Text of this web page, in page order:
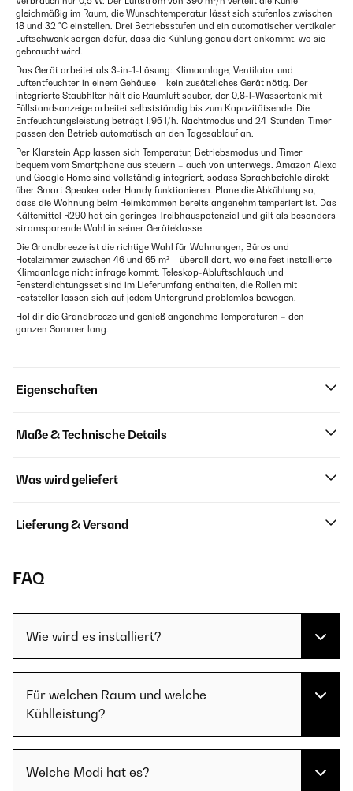
gleichmäßig im Raum, die Wunschtemperatur lässt sich stufenlos zwischen
18 und 32 °C einstellen. Drei Betriebsstufen und ein automatischer vertikaler
Luftschwenk sorgen dafür, dass die Kühlung genau dort ankommt, wo sie
gebraucht wird.
Das Gerät arbeitet als 3-in-1-Lösung: Klimaanlage, Ventilator und
Luftentfeuchter in einem Gehäuse – kein zusätzliches Gerät nötig. Der
integrierte Staubfilter hält die Raumluft sauber, der 0,8-l-Wassertank mit
Füllstandsanzeige arbeitet selbstständig bis zum Kapazitätsende. Die
Entfeuchtungsleistung beträgt 1,95 l/h. Nachtmodus und 24-Stunden-Timer
passen den Betrieb automatisch an den Tagesablauf an.
Per Klarstein App lassen sich Temperatur, Betriebsmodus und Timer
bequem vom Smartphone aus steuern – auch von unterwegs. Amazon Alexa
und Google Home sind vollständig integriert, sodass Sprachbefehle direkt
über Smart Speaker oder Handy funktionieren. Plane die Abkühlung so,
dass die Wohnung beim Heimkommen bereits angenehm temperiert ist. Das
Kältemittel R290 hat ein geringes Treibhauspotenzial und gilt als besonders
stromsparende Wahl in seiner Geräteklasse.
Die Grandbreeze ist die richtige Wahl für Wohnungen, Büros und
Hotelzimmer zwischen 46 und 65 m² – überall dort, wo eine fest installierte
Klimaanlage nicht infrage kommt. Teleskop-Abluftschlauch und
Fensterdichtungsset sind im Lieferumfang enthalten, die Rollen mit
Feststeller lassen sich auf jedem Untergrund problemlos bewegen.
Hol dir die Grandbreeze und genieß angenehme Temperaturen – den
ganzen Sommer lang.
Eigenschaften
Maße & Technische Details
Was wird geliefert
Lieferung & Versand
FAQ
Wie wird es installiert?
Für welchen Raum und welche
Kühlleistung?
Welche Modi hat es?